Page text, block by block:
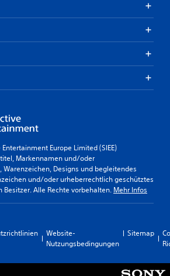
Europe Limited (SIEE)
Markennamen und/oder
Designs und begleitendes
und/oder urheberrechtlich geschütztes
Alle Rechte vorbehalten. Mehr Infos
Website-
Nutzungsbedingungen
Sitemap